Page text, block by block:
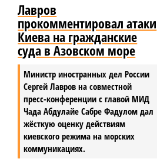
Лавров
прокомментировал атаки
Киева на гражданские
суда в Азовском море
Министр иностранных дел России
Сергей Лавров на совместной
пресс-конференции с главой МИД
Чада Абдулайе Сабре Фадулом дал
жёсткую оценку действиям
киевского режима на морских
коммуникациях.